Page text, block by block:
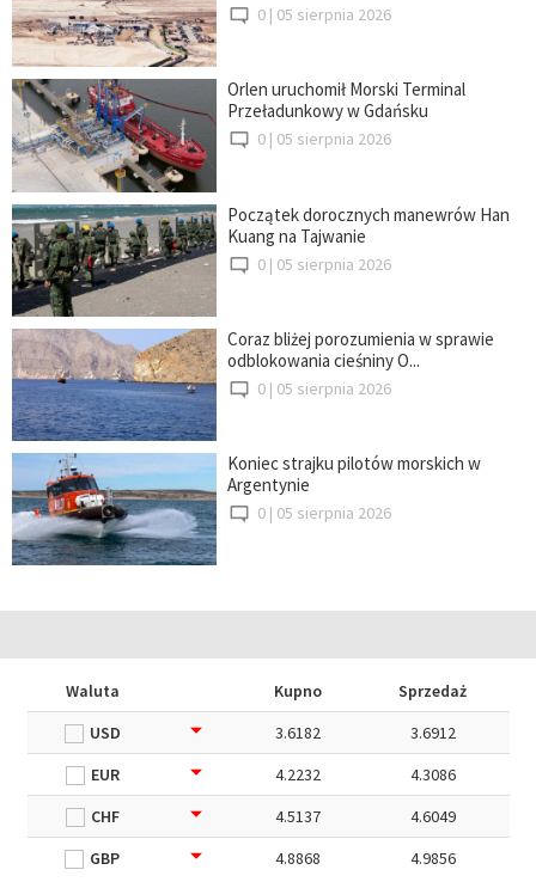
0 | 05 sierpnia 2026
Orlen uruchomił Morski Terminal
Przeładunkowy w Gdańsku
0 | 05 sierpnia 2026
Początek dorocznych manewrów Han
Kuang na Tajwanie
0 | 05 sierpnia 2026
Coraz bliżej porozumienia w sprawie
odblokowania cieśniny O...
0 | 05 sierpnia 2026
Koniec strajku pilotów morskich w
Argentynie
0 | 05 sierpnia 2026
Waluta Kupno
Sprzedaż
USD
3.6182
3.6912
EUR
4.2232
4.3086
CHF
4.5137
4.6049
GBP
4.8868 4.9856